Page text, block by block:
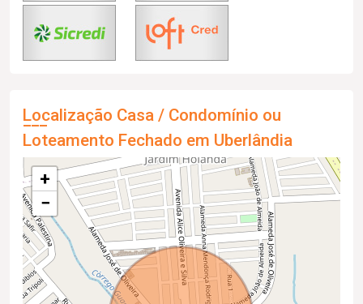
Localização Casa / Condomínio ou
Loteamento Fechado em Uberlândia
+
−